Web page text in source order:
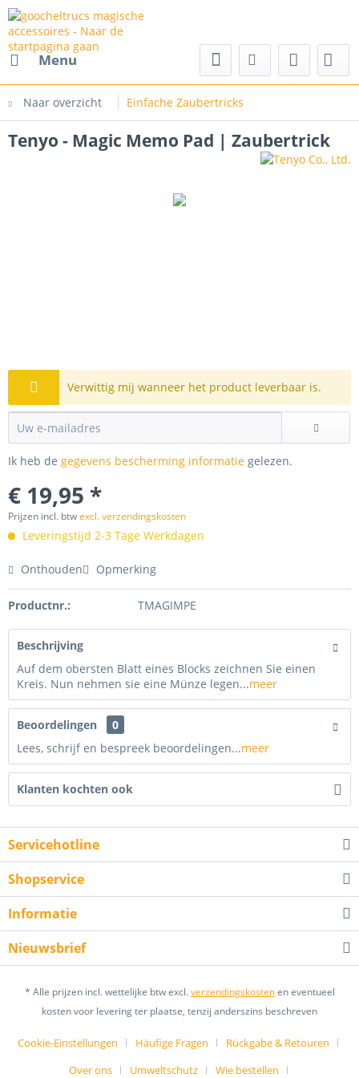
Menu
Naar overzicht Einfache Zaubertricks
magische accessoires
Tenyo - Magic Memo Pad | Zaubertrick
Verwittig mij wanneer het product leverbaar is.
Ik heb de gegevens bescherming informatie gelezen.
€ 19,95 *
Prijzen incl. btwexcl. verzendingskosten
Leveringstijd 2-3 Tage Werkdagen
Onthouden Opmerking
Productnr.: TMAGIMPE
Beschrijving
Auf dem obersten Blatt eines Blocks zeichnen Sie einen
Kreis. Nun nehmen sie eine Münze legen...meer
Beoordelingen
0
Lees, schrijf en bespreek beoordelingen...meer
Klanten kochten ook
Servicehotline
Shopservice
Informatie
Nieuwsbrief
* Alle prijzen incl. wettelijke btw excl.verzendingskostenen eventueel
kosten voor levering ter plaatse, tenzij anderszins beschreven
Cookie-Einstellungen Häufige Fragen
Rückgabe & Retouren
Over ons
Umweltschutz Wie bestellen